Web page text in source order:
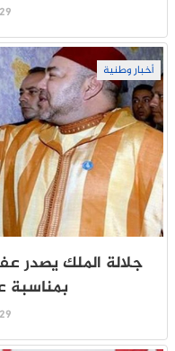
29 يوليو 2026
أخبار وطنية
بمناسبة
29 يوليو 2026